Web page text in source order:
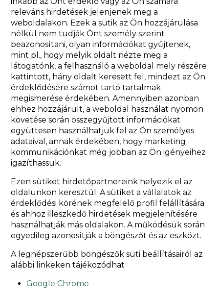
releváns hirdetések jelenjenek meg a
weboldalakon. Ezek a sütik az Ön hozzájárulása
nélkül nem tudják Önt személy szerint
beazonosítani, olyan információkat gyűjtenek,
mint pl., hogy melyik oldalt nézte meg a
látogatónk, a felhasználó a weboldal mely részére
kattintott, hány oldalt keresett fel, mindezt az Ön
érdeklődésére számot tartó tartalmak
megismerése érdekében. Amennyiben azonban
ehhez hozzájárult, a weboldal használat nyomon
követése során összegyűjtött információkat
együttesen használhatjuk fel az Ön személyes
adataival, annak érdekében, hogy marketing
kommunikációnkat még jobban az Ön igényeihez
igazíthassuk.
Ezen sütiket hirdetőpartnereink helyezik el az
oldalunkon keresztül. A sütiket a vállalatok az
érdeklődési körének megfelelő profil felállítására
és ahhoz illeszkedő hirdetések megjelenítésére
használhatják más oldalakon. A működésük során
egyedileg azonosítják a böngészőt és az eszközt.
A legnépszerűbb böngészők süti beállításairól az
alábbi linkeken tájékozódhat
Google Chrome